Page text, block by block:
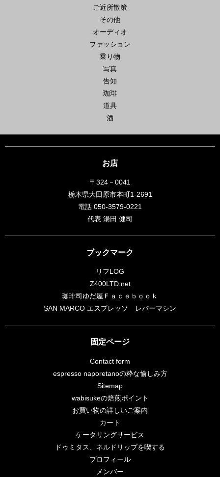
ご近所散策
その他
オーディオ
ファッション
乗り物
写真
告知
珈琲
道具
酒
お店
〒324－0041
栃木県大田原市本町1-2691
電話 050-3579-0221
代表 湯田 健司
ブックマーク
リフLOG
Z400LTD.net
珈琲司ゆだ屋Ｆａｃｅｂｏｏｋ
SAN MARCO エスプレッソ レバーマシン
固定ページ
Contact form
espresso naporetanoの粋な愉しみ方
Sitemap
wabisukeの焙煎ポイント
お買い物の詳しいご案内
カート
ケータリングサービス
ドゥミタス、ネルドリップを喫する
プロフィール
メンバー